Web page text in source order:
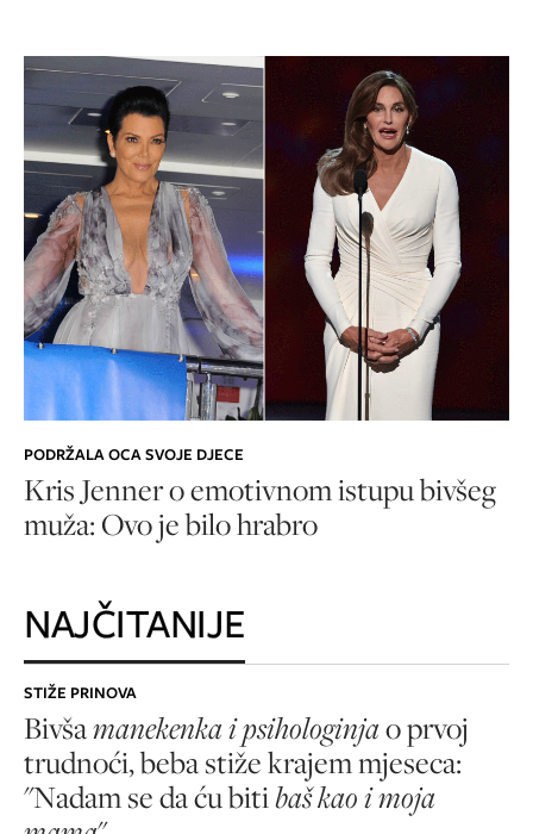
PODRŽALA OCA SVOJE DJECE
Kris Jenner o emotivnom istupu bivšeg
muža: Ovo je bilo hrabro
NAJČITANIJE
STIŽE PRINOVA
Bivšamanekenka i psihologinjao prvoj
trudnoći, beba stiže krajem mjeseca:
"Nadam se da ću bitibaš kao i moja